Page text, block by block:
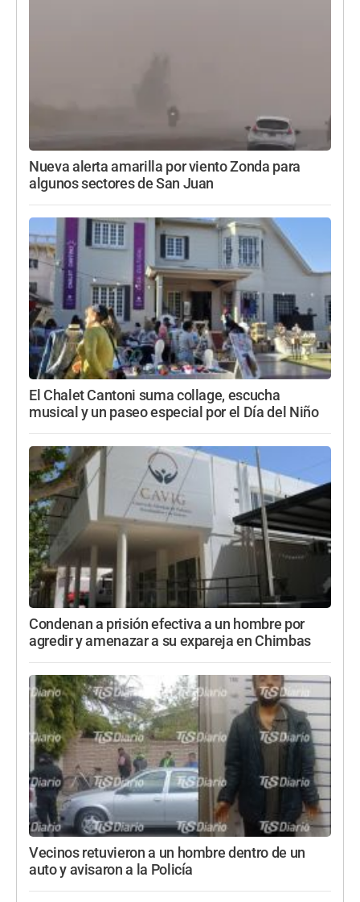
Nueva alerta amarilla por viento Zonda para
algunos sectores de San Juan
El Chalet Cantoni suma collage, escucha
musical y un paseo especial por el Día del Niño
Condenan a prisión efectiva a un hombre por
agredir y amenazar a su expareja en Chimbas
Vecinos retuvieron a un hombre dentro de un
auto y avisaron a la Policía